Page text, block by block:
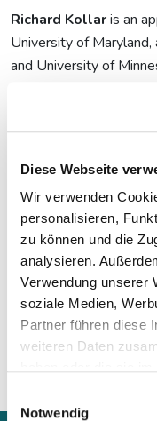
Diese Webseite
Wir verwenden
personalisieren,
zu können und die
analysieren.
Verwendung unserer
soziale Medien,
Partner führen diese
weiteren Daten
Notwendig
Richard Kollaris an
University of
and University of
Slovakia. His
modelling in biology,
devotes most of his
dynamics and related
Slovak government.
brain trust of Slovak
COVID-19 that plays
government and the
pandemics.